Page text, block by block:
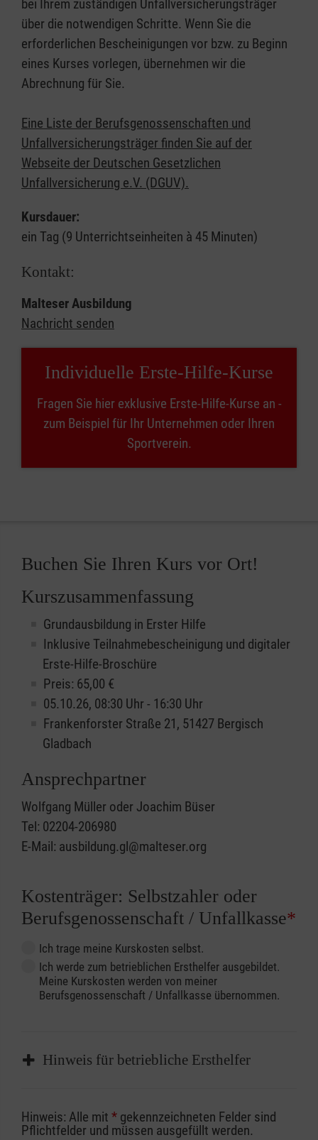
bei Ihrem zuständigen Unfallversicherungsträger
über die notwendigen Schritte. Wenn Sie die
erforderlichen Bescheinigungen vor bzw. zu Beginn
eines Kurses vorlegen, übernehmen wir die
Abrechnung für Sie.
Eine Liste der Berufsgenossenschaften und
Unfallversicherungsträger finden Sie auf der
Webseite der Deutschen Gesetzlichen
Unfallversicherung e.V. (DGUV).
Kursdauer:
ein Tag (9 Unterrichtseinheiten à 45 Minuten)
Kontakt:
Malteser Ausbildung
Nachricht senden
Individuelle Erste-Hilfe-Kurse
Fragen Sie hier exklusive Erste-Hilfe-Kurse an -
zum Beispiel für Ihr Unternehmen oder Ihren
Sportverein.
Buchen Sie Ihren Kurs vor Ort!
Kurszusammenfassung
Grundausbildung in Erster Hilfe
Inklusive Teilnahmebescheinigung und digitaler
Erste-Hilfe-Broschüre
Preis: 65,00 €
05.10.26, 08:30 Uhr - 16:30 Uhr
Frankenforster Straße 21, 51427 Bergisch
Gladbach
Ansprechpartner
Wolfgang Müller oder Joachim Büser
Tel: 02204-206980
E-Mail: ausbildung.gl@malteser.org
Kostenträger: Selbstzahler oder
Berufsgenossenschaft / Unfallkasse*
Ich trage meine Kurskosten selbst.
Ich werde zum betrieblichen Ersthelfer ausgebildet.
Meine Kurskosten werden von meiner
Berufsgenossenschaft / Unfallkasse übernommen.
Hinweis für betriebliche Ersthelfer
Sofern Sie ein Kostenübernahmeverfahren
Ihrer Berufsgenossenschaft / Unfallkasse
Hinweis: Alle mit * gekennzeichneten Felder sind
Pflichtfelder und müssen ausgefüllt werden.